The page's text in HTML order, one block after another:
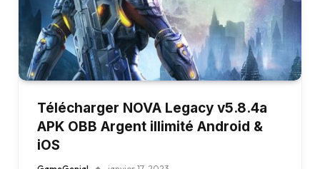
Télécharger NOVA Legacy v5.8.4a
APK OBB Argent illimité Android &
iOS